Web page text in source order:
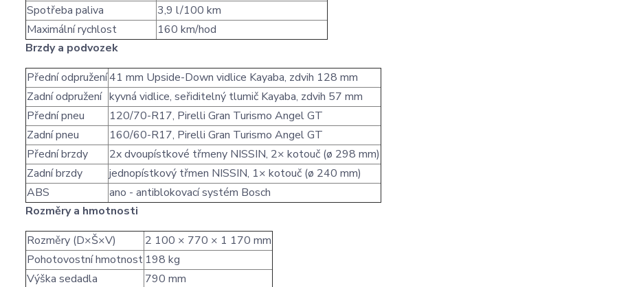
Spotřeba paliva
3,9 l/100 km
Maximální rychlost
160 km/hod
Brzdy a podvozek
Přední odpružení41 mm Upside-Down vidlice Kayaba, zdvih 128 mm
Zadní odpružení kyvná vidlice, seřiditelný tlumič Kayaba, zdvih 57 mm
Přední pneu
120/70-R17, Pirelli Gran Turismo Angel GT
Zadní pneu
160/60-R17, Pirelli Gran Turismo Angel GT
Přední brzdy
2x dvoupístkové třmeny NISSIN, 2× kotouč (ø 298 mm)
Zadní brzdy
jednopístkový třmen NISSIN, 1× kotouč (ø 240 mm)
ABS
ano - antiblokovací systém Bosch
Rozměry a hmotnosti
Rozměry (D×Š×V)
2 100 × 770 × 1 170 mm
Pohotovostní hmotnost 198 kg
Výška sedadla
790 mm